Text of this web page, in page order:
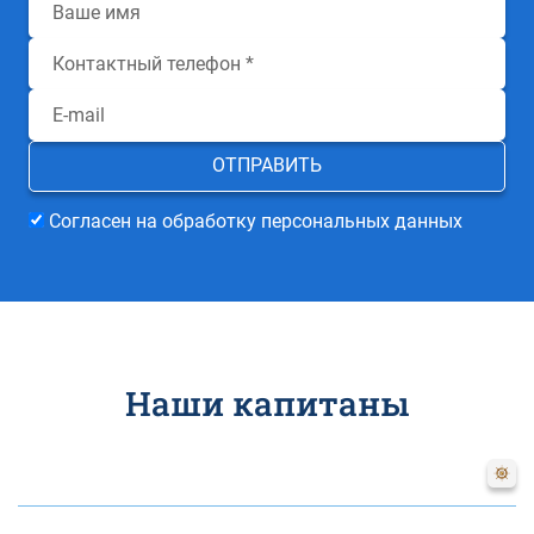
Согласен на обработку персональных данных
Наши капитаны